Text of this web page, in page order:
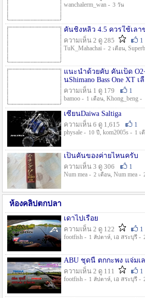
wanchalerm_wan - 3 วัน
คันชิงหลิว 4.5 ควรใช้เล
ความเห็น 2 ดู 285
1
TuK_Mahachai - 2 เดือน,
แนะนำด้วยคับ คันเบ็ด
นShimano Bass One XT เ
ความเห็น 1 ดู 179
1
bamoo - 1 เดือน, Khong_beng -
เซียนDaiwa Saltiga
ความเห็น 6 ดู 1,615
1
physale - 10 ปี , kom2005s - 1 เ
เป็นคันของค่ายไหนครับ
ความเห็น 3 ดู 306
1
Num mea - 2 เดือน, Num mea -
ห้องคลิปตกปลา
เดาไปเรื่อย
ความเห็น 2 ดู 122
1
footfish - 1 สัปดาห์, เอ สระบุรี -
ABU ชุดนี้ ตกกะพง แจ่มเ
ความเห็น 2 ดู 111
1
footfish - 1 สัปดาห์, เอ สระบุรี -